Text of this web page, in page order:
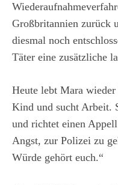
Großbritannien zurück
diesmal noch
Täter eine zusätzliche
Heute lebt Mara
Kind und sucht Arbeit.
und richtet einen
Angst, zur Polizei zu
Würde gehört euch.“